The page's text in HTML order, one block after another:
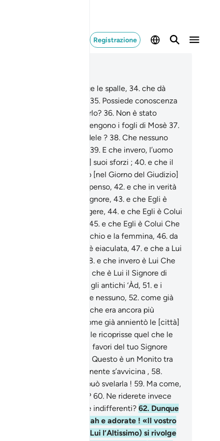
Registrazione
Hai visto colui che ti volge le spalle, 34. che dà
35. Possiede conoscenza
e riesce a vederlo? 36. Non è stato
di quello che contengono i fogli di Mosè 37.
di Abramo, uomo fedele ? 38. Che nessuno
39. E che invero, l’uomo
ottiene che il [frutto dei] suoi sforzi ; 40. e che il
sforzo gli sarà presentato [nel Giorno del Giudizio]
e gli sarà dato pieno compenso, 42. e che in verità
conduce verso il tuo Signore, 43. e che Egli è
Che fa ridere e fa piangere, 44. e che Egli è Colui
45. e che Egli è Colui Che
creato i due generi, il maschio e la femmina, 46. da
goccia di sperma quand’è eiaculata, 47. e che a Lui
48. e che invero è Lui Che
e che è Lui il Signore di
e che Lui annientò gli antichi ‘Àd, 51. e i
sì che non ne rimase nessuno, 52. come già
alla gente di Noè, che era ancora più
e come già annientò le [città]
e fece sì che le ricoprisse quel che le
Quale dunque dei favori del tuo Signore
Questo è un Monito tra
L’Imminente s’avvicina , 58.
all’infuori di Allah, può svelarla ! 59. Ma come,
stupite di questo discorso? 60. Ne riderete invece
rimarrete indifferenti? 62. Dunque
davanti ad Allah e adorate ! «Il vostro
Allah (gloria a Lui l’Altissimo) si rivolge